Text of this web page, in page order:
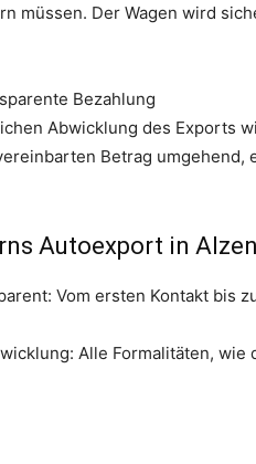
müssen. Der Wagen wird
Bezahlung
Abwicklung des Exports
Betrag
Autoexport in
Vom ersten Kontakt bis
Alle Formalitäten,